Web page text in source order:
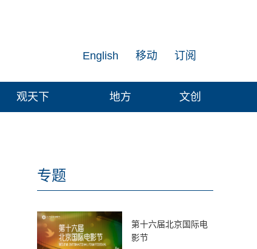
订阅
移动
English
观天下 地方 文创
专题
第十六届北京国际电
影节